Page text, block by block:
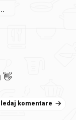
👋
komentare